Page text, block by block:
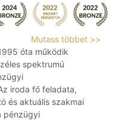
Mutass többet >>
óta működik
spektrumú
iroda fő feladata,
és aktuális szakmai
pénzügyi